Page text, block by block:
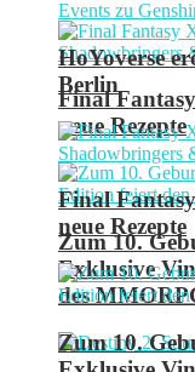
Final
neue Rezepte
Zum 10.
Exklusive
des
HoYoverse
Berlin
Final
neue Rezepte
Zum 10.